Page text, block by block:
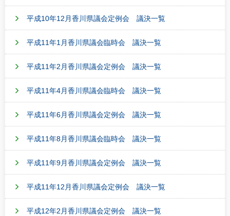
平成10年12月香川県議会定例会 議決一覧
平成11年1月香川県議会臨時会 議決一覧
平成11年2月香川県議会定例会 議決一覧
平成11年4月香川県議会臨時会 議決一覧
平成11年6月香川県議会定例会 議決一覧
平成11年8月香川県議会臨時会 議決一覧
平成11年9月香川県議会定例会 議決一覧
平成11年12月香川県議会定例会 議決一覧
平成12年2月香川県議会定例会 議決一覧